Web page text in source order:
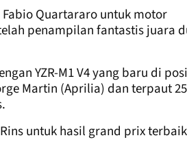
Quartararo untuk motor
penampilan fantastis juara
YZR-M1 V4 yang baru di
Martin (Aprilia) dan terpaut 25
untuk hasil grand prix terbaik